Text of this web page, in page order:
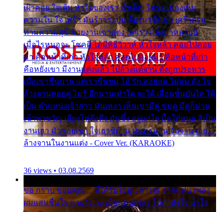
เฝ้าคอย ใจเต้น หัวใจของเรา ลำเค็ญ ใครจะมองเห็น
ความใน ใจ เศร้า มันร้าวระบม ต้องมาขื่นขม เศร้าตรม
ท่ามความสุขี ช่วยงานเขาแต่ง แต่เรา แล้งมาหลายปี
เมื่อไรหนอจะ โชคดี ได้มีพิธีวิวาห์ หัวใจหล้า คอยไปคอย
มา คือหน้าที่เก่า หัวใจหล้า คอยไปคอยมา คือหน้าที่เก่า
คือหยังเขา มีงานแต่งแล้ว ไปล้างแต่จาน ดั่งถูกประหาร
เมื่อเขาชื่นบาน แต่เราขื่นขม โอ้ รัก ลอยลม ไม่สม ดัง ใจ
ล้างจานคอยคู่ ไม่รู้ อีกนานเท่าใด จะได้ เลื่อนขั้นบันได ได้
เป็น ตำแหน่งเจ้าสาว มันเหงา เห็นเขามีคู่ ซมดู มีคู่ก็ม่วน
เข้าพาขวัญ เสียงโห่ตึงตึง มันซึ้ง อยู่แก่ใจ มื้อใด๋หนอ สิเป็น
งานเฮา มัวซอยเขา ใจเฮาซิด้าน มันทรมาน จับจาน เอย…
ล้างจานในงานแต่ง - Cover Ver. (KARAOKE)
36 views • 03.08.2569
ขอ กราบ ขอบคุณ.... ที่ได้รับไออุ่น การุณ จากแฟน เพลง
ผมแสนชื่นใจ หายวังเวง เมื่อแฟนเพลง ให้กำลังใจ น้ำใจ